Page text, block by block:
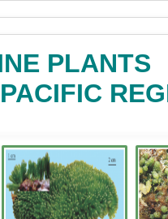
PLANTS